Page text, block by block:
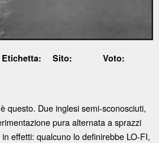
Etichetta: Sito: Voto:
questo. Due inglesi semi-sconosciuti,
pura alternata a sprazzi
effetti: qualcuno lo definirebbe LO-FI,